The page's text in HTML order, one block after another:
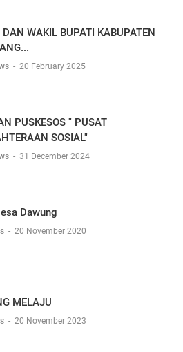
DAN WAKIL BUPATI KABUPATEN
- 20 February 2025
PUSKESOS " PUSAT
SOSIAL"
- 31 December 2024
Dawung
- 20 November 2020
MELAJU
- 20 November 2023